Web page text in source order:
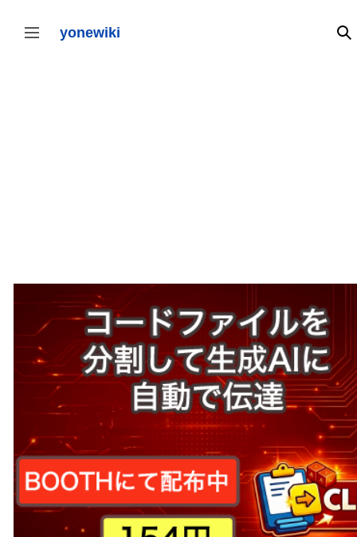
テ
サイドバーの切り替え yonewiki 検